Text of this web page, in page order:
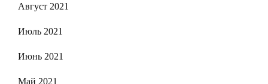
Август 2021
Июль 2021
Июнь 2021
Май 2021